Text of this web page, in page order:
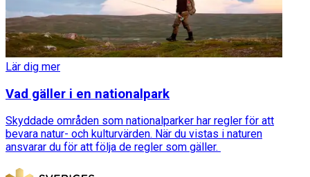
Lär dig mer
Vad gäller i en nationalpark
Skyddade områden som nationalparker har regler för att
bevara natur- och kulturvärden. När du vistas i naturen
ansvarar du för att följa de regler som gäller.